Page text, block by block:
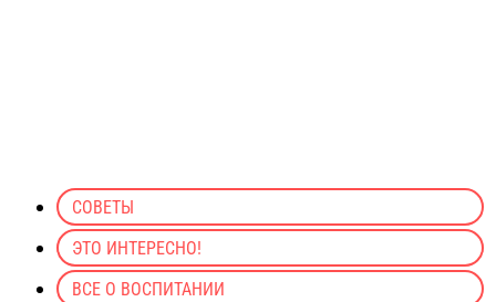
СОВЕТЫ
ЭТО ИНТЕРЕСНО!
ВСЕ О ВОСПИТАНИИ